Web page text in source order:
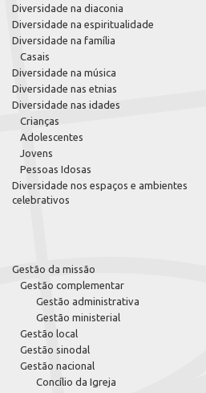
Diversidade na diaconia
Diversidade na espiritualidade
Diversidade na família
Casais
Diversidade na música
Diversidade nas etnias
Diversidade nas idades
Crianças
Adolescentes
Jovens
Pessoas Idosas
Diversidade nos espaços e ambientes
celebrativos
Gestão da missão
Gestão complementar
Gestão administrativa
Gestão ministerial
Gestão local
Gestão sinodal
Gestão nacional
Concílio da Igreja